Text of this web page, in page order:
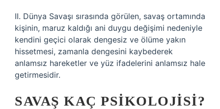
II. Dünya Savaşı sırasında görülen, savaş ortamında
kişinin, maruz kaldığı ani duygu değişimi nedeniyle
kendini geçici olarak dengesiz ve ölüme yakın
hissetmesi, zamanla dengesini kaybederek
anlamsız hareketler ve yüz ifadelerini anlamsız hale
getirmesidir.
SAVAŞ KAÇ PSIKOLOJISI?